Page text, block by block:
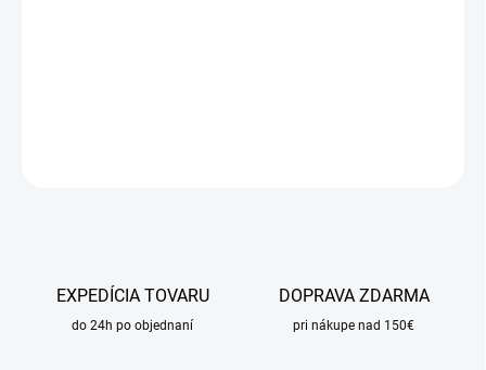
EXPEDÍCIA TOVARU
do 24h po objednaní
DOPRAVA ZDARMA
pri nákupe nad 150€